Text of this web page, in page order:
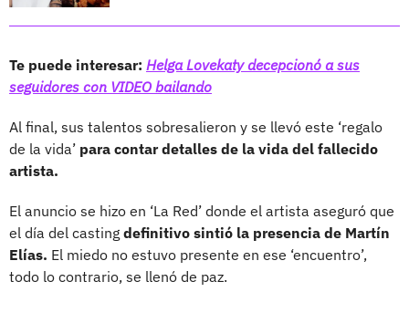
Te puede interesar: Helga Lovekaty decepcionó a sus
seguidores con VIDEO bailando
Al final, sus talentos sobresalieron y se llevó este ‘regalo
de la vida’ para contar detalles de la vida del fallecido
artista.
El anuncio se hizo en ‘La Red’ donde el artista aseguró que
el día del casting definitivo sintió la presencia de Martín
Elías. El miedo no estuvo presente en ese ‘encuentro’,
todo lo contrario, se llenó de paz.